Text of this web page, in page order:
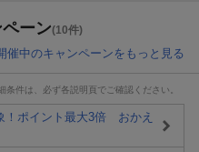
ーン(10件)
催中のキャンペーンをもっと見る
件は、必ず各説明頁でご確認ください。
！ポイント最大3倍 おかえ